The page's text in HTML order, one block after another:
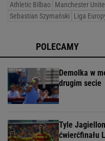
Athletic Bilbao Manchester
Sebastian Szymański
Liga
POLECAMY
Demolka w
drugim secie
Tyle
ćwierćfinału